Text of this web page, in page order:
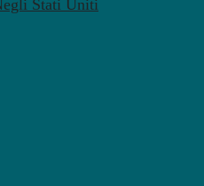
Stati Uniti